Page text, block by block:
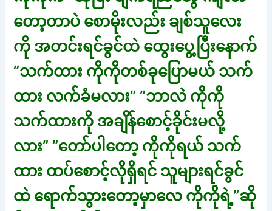
တော့တာပဲ စောမိုးလည်း ချစ်သူလေး
ကို အတင်းရင်ခွင်ထဲ ထွေးပွေ့ပြီးနောက်
”သက်ထား ကိုကိုတစ်ခုပြောမယ် သက်
ထား လက်ခံမလား” ”ဘာလဲ ကိုကို
သက်ထားကို အချိန်စောင့်ခိုင်းမလို့
လား” ”တော်ပါတော့ ကိုကိုရယ် သက်
ထား ထပ်စောင့်လိုရှိရင် သူများရင်ခွင်
ထဲ ရောက်သွားတော့မှာလေ ကိုကိုရဲ့”ဆို